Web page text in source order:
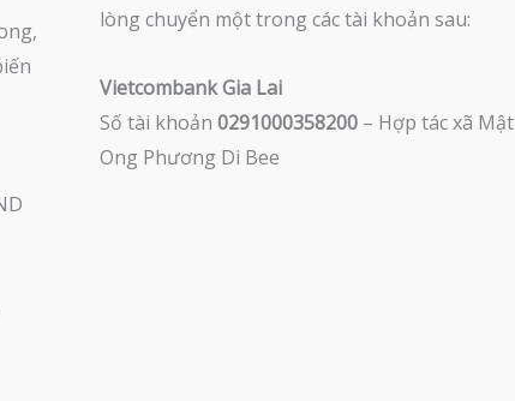
lòng chuyển một trong các tài khoản sau:
Vietcombank Gia Lai
Số tài khoản 0291000358200– Hợp tác xã Mật
Ong Phương Di Bee